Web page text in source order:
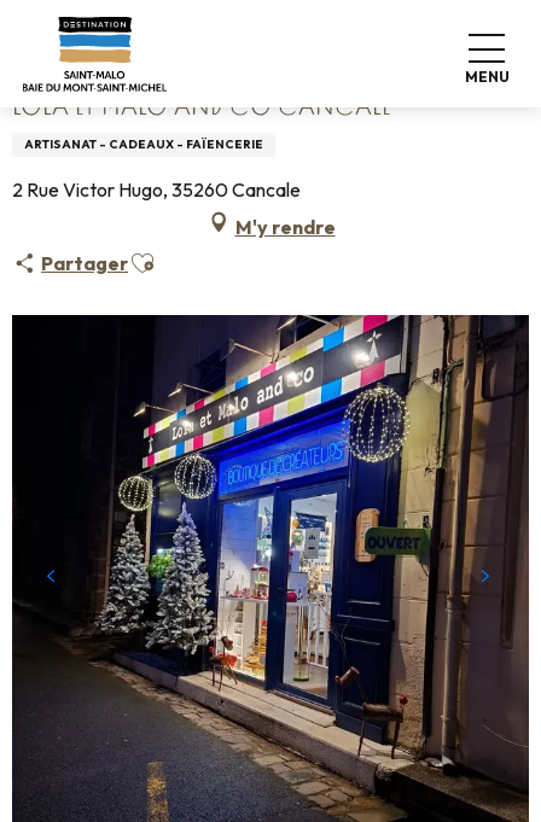
contenu
principal
MENU
Accueil Lola et Malo and Co Cancale
LOLA ET MALO AND CO CANCALE
ARTISANAT - CADEAUX - FAÏENCERIE
2 Rue Victor Hugo, 35260 Cancale
M'y rendre
PartagerAjouter aux favoris